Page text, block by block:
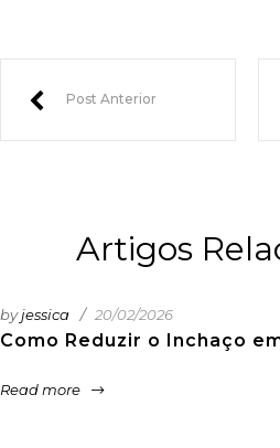
Post Anterior
Artigos
Como Reduzir o Inchaço
byjessica 20/02/2026
Read more